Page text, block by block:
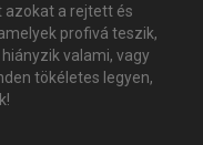
azokat a rejtett és
profivá teszik,
valami, vagy
tökéletes legyen,